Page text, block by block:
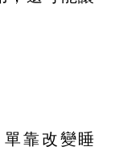
單靠改變睡